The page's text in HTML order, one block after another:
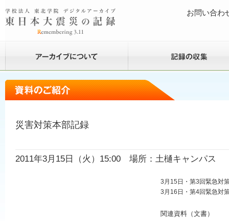
お問い合わ
災害対策本部記録
2011年3月15日（火）15:00 場所：土樋キャンパス
3月15日・第3回緊急対
3月16日・第4回緊急対
関連資料（文書）